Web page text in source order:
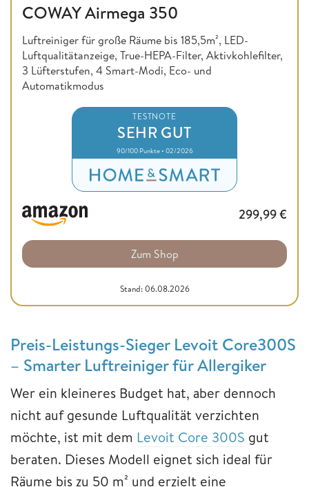
COWAY Airmega 350
Luftreiniger für große Räume bis 185,5m², LED-
Luftqualitätanzeige, True-HEPA-Filter, Aktivkohlefilter,
3 Lüfterstufen, 4 Smart-Modi, Eco- und
Automatikmodus
TESTNOTE
SEHR GUT
90/100 Punkte • 02/2026
299,99€
Zum Shop
Stand: 06.08.2026
Preis-Leistungs-Sieger Levoit Core300S
– Smarter Luftreiniger für Allergiker
Wer ein kleineres Budget hat, aber dennoch
nicht auf gesunde Luftqualität verzichten
möchte, ist mit dem Levoit Core 300S gut
beraten. Dieses Modell eignet sich ideal für
Räume bis zu 50 m² und erzielt eine